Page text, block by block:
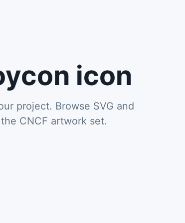
icon
project. Browse SVG and
CNCF artwork set.